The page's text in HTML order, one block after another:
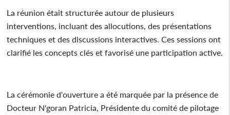
La réunion était structurée autour de plusieurs
interventions, incluant des allocutions, des présentations
techniques et des discussions interactives. Ces sessions ont
clarifié les concepts clés et favorisé une participation active.
La cérémonie d'ouverture a été marquée par la présence de
Docteur N'goran Patricia, Présidente du comité de pilotage